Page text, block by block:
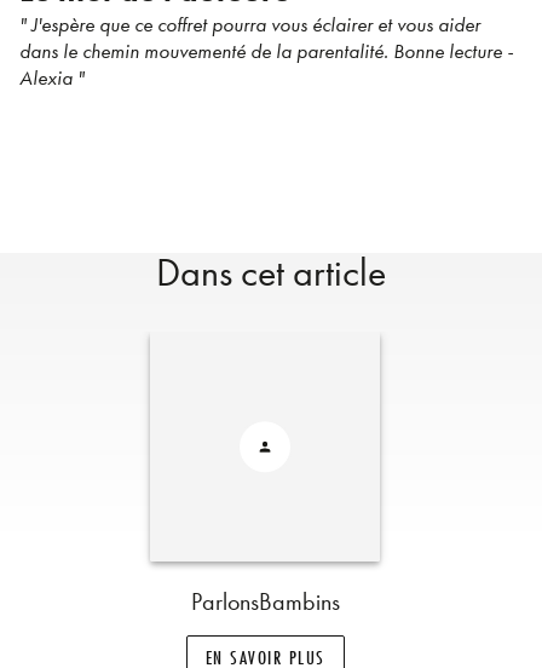
" J'espère que ce coffret pourra vous éclairer et vous aider
dans le chemin mouvementé de la parentalité. Bonne lecture -
Alexia "
Dans cet article
ParlonsBambins
EN SAVOIR PLUS